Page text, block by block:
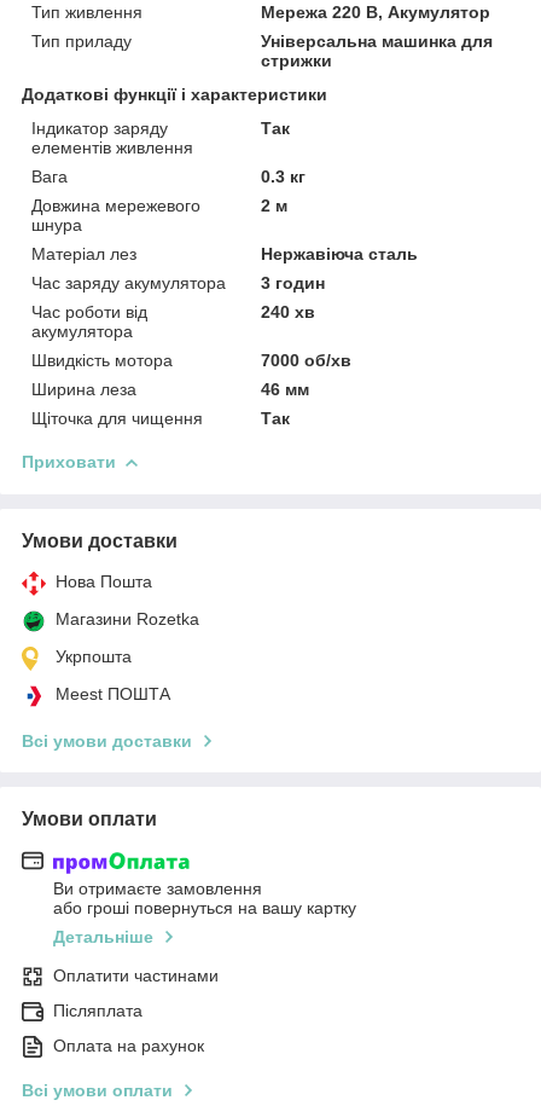
Тип живлення
Мережа 220 В, Акумулятор
Тип приладу
Універсальна машинка для
стрижки
Додаткові функції і характеристики
Індикатор заряду
елементів живлення
Так
Вага
0.3 кг
Довжина мережевого
шнура
2 м
Матеріал лез
Нержавіюча сталь
Час заряду акумулятора
3 годин
Час роботи від
акумулятора
240 хв
Швидкість мотора
7000 об/хв
Ширина леза
46 мм
Щіточка для чищення
Так
Приховати
Умови доставки
Нова Пошта
Магазини Rozetka
Укрпошта
Meest ПОШТА
Всі умови доставки
Умови оплати
Ви отримаєте замовлення
або гроші повернуться на вашу картку
Детальніше
Оплатити частинами
Післяплата
Оплата на рахунок
Всі умови оплати